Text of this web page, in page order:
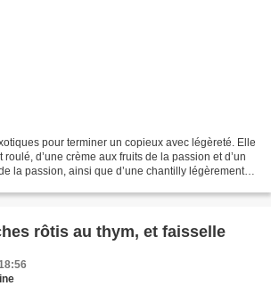
pour terminer un copieux avec légèreté. Elle
roulé, d’une crème aux fruits de la passion et d’un
la passion, ainsi que d’une chantilly légèrement
rôtis au thym, et faisselle